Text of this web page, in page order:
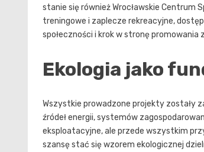
stanie się również Wrocławskie Centrum
treningowe i zaplecze rekreacyjne,
społeczności i krok w stronę promowania
Ekologia jako
Wszystkie prowadzone projekty zostały
źródeł energii, systemów
eksploatacyjne, ale przede wszystkim
szansę stać się wzorem ekologicznej